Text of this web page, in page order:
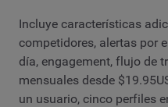
Incluye características
competidores, alertas por
día, engagement, flujo de
mensuales desde
un usuario, cinco perfiles